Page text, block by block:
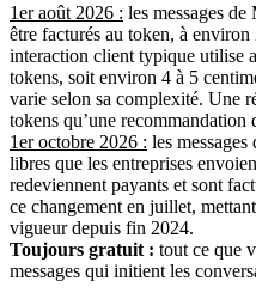
1er août 2026 : les messages
être facturés au token, à
interaction client typique utilise
tokens, soit environ 4 à 5
varie selon sa complexité. Une
tokens qu’une recommandation
1er octobre 2026 : les messages
libres que les entreprises
redeviennent payants et sont
ce changement en juillet,
vigueur depuis fin 2024.
Toujours gratuit : tout ce que
messages qui initient les